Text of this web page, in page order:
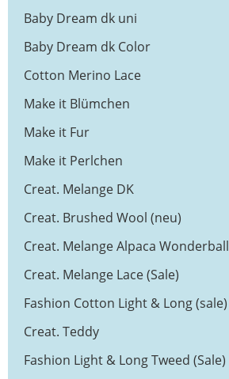
Cashmere (neu)
Baby Dream dk uni
Baby Dream dk Color
Cotton Merino Lace
Make it Blümchen
Make it Fur
Make it Perlchen
Creat. Melange DK
Creat. Brushed Wool (neu)
Creat. Melange Alpaca Wonderball
dk (neu)
Creat. Melange Lace (Sale)
Fashion Cotton Light & Long (sale)
Creat. Teddy
Fashion Light & Long Tweed (Sale)